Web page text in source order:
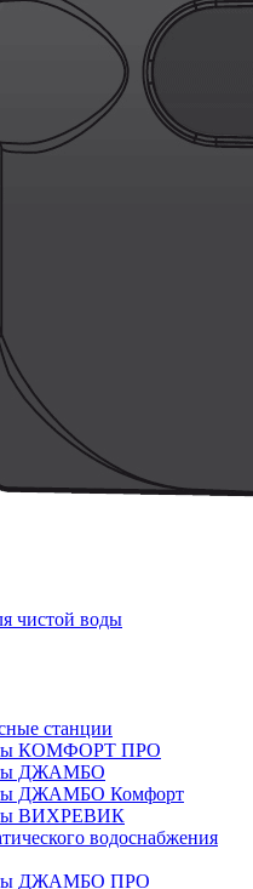
чистой воды
станции
КОМФОРТ ПРО
ДЖАМБО
ДЖАМБО Комфорт
ВИХРЕВИК
водоснабжения
ДЖАМБО ПРО